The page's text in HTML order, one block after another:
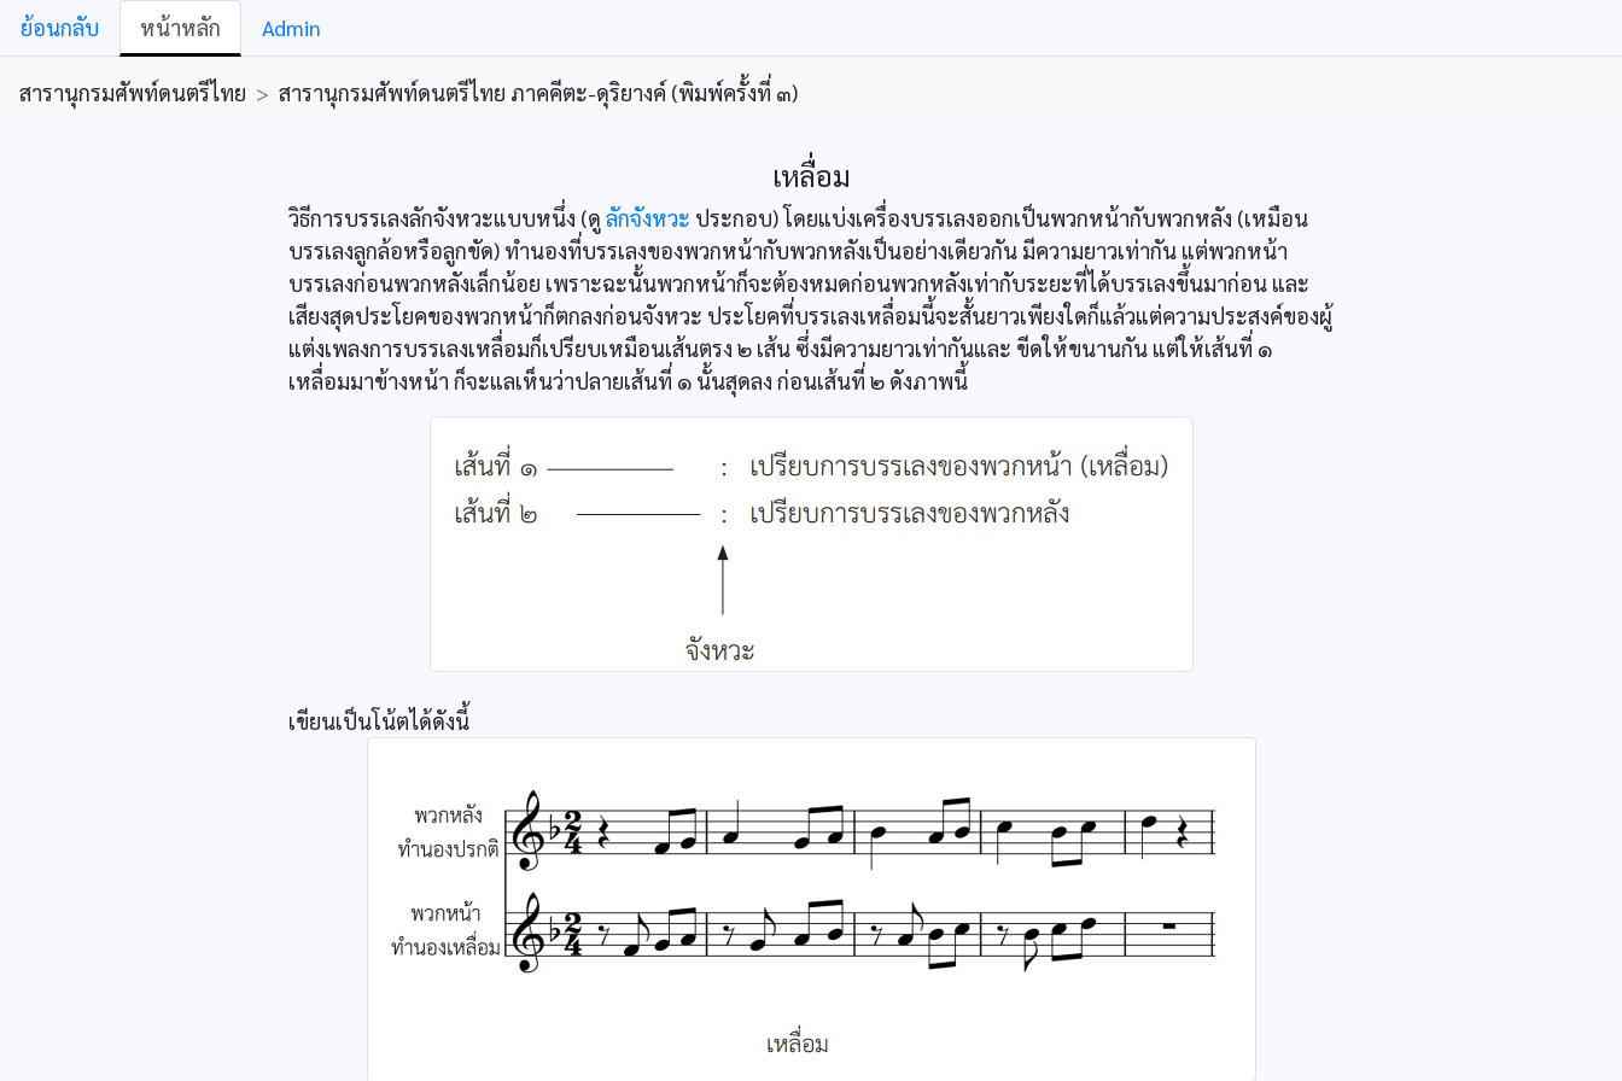
ย้อนกลับ หน้าหลัก Admin
สารานุกรมศัพท์ดนตรีไทย > สารานุกรมศัพท์ดนตรีไทย ภาคคีตะ-ดุริยางค์ (พิมพ์ครั้งที่ ๓)
เหลื่อม
วิธีการบรรเลงลักจังหวะแบบหนึ่ง (ดู ลักจังหวะ ประกอบ) โดยแบ่งเครื่องบรรเลงออกเป็นพวกหน้ากับพวกหลัง (เหมือน
บรรเลงลูกล้อหรือลูกขัด) ทำนองที่บรรเลงของพวกหน้ากับพวกหลังเป็นอย่างเดียวกัน มีความยาวเท่ากัน แต่พวกหน้า
บรรเลงก่อนพวกหลังเล็กน้อย เพราะฉะนั้นพวกหน้าก็จะต้องหมดก่อนพวกหลังเท่ากับระยะที่ได้บรรเลงขึ้นมาก่อน และ
เสียงสุดประโยคของพวกหน้าก็ตกลงก่อนจังหวะ ประโยคที่บรรเลงเหลื่อมนี้จะสั้นยาวเพียงใดก็แล้วแต่ความประสงค์ของผู้
แต่งเพลงการบรรเลงเหลื่อมก็เปรียบเหมือนเส้นตรง ๒ เส้น ซึ่งมีความยาวเท่ากันและ ขีดให้ขนานกัน แต่ให้เส้นที่ ๑
เหลื่อมมาข้างหน้า ก็จะแลเห็นว่าปลายเส้นที่ ๑ นั้นสุดลง ก่อนเส้นที่ ๒ ดังภาพนี้
เขียนเป็นโน้ตได้ดังนี้